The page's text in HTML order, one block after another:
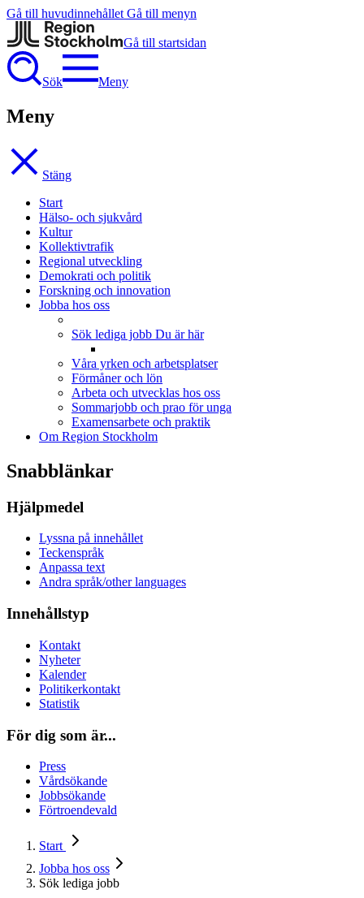
Gå till huvudinnehållet Gå till menyn
Gå till startsidan
Sök Meny
Meny
Stäng
Start
Hälso- och sjukvård
Kultur
Kollektivtrafik
Regional utveckling
Demokrati och politik
Forskning och innovation
Jobba hos oss
Sök lediga jobb Du är här
Våra yrken och arbetsplatser
Förmåner och lön
Arbeta och utvecklas hos oss
Sommarjobb och prao för unga
Examensarbete och praktik
Om Region Stockholm
Snabblänkar
Hjälpmedel
Lyssna på innehållet
Teckenspråk
Anpassa text
Andra språk/other languages
Innehållstyp
Kontakt
Nyheter
Kalender
Politikerkontakt
Statistik
För dig som är...
Press
Vårdsökande
Jobbsökande
Förtroendevald
Start
Jobba hos oss
Sök lediga jobb